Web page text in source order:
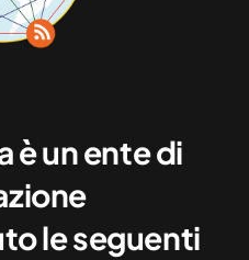
è un ente di
le seguenti